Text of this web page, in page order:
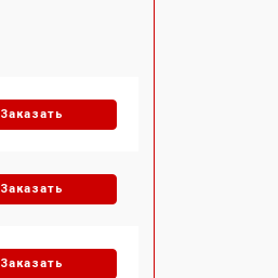
Заказать
Заказать
Заказать